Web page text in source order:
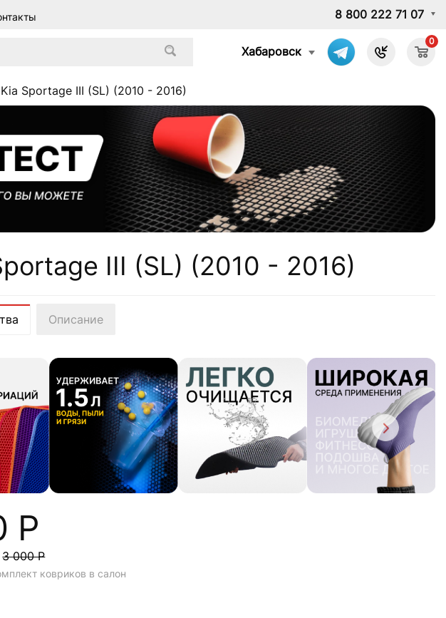
8 800 222 71 07
Хабаровск
0
Sportage III (SL) (2010 - 2016)
III (SL) (2010 - 2016)
Описание
Р
3 000 Р
ковриков в салон